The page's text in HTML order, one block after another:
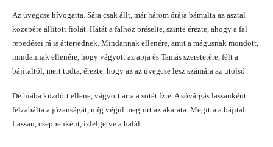
Az üvegcse hívogatta. Sára csak állt, már három órája bámulta az asztal
közepére állított fiolát. Hátát a falhoz préselte, szinte érezte, ahogy a fal
repedései rá is átterjednek. Mindannak ellenére, amit a mágusnak mondott,
mindannak ellenére, hogy vágyott az apja és Tamás szeretetére, félt a
bájitaltól, mert tudta, érezte, hogy az az üvegcse lesz számára az utolsó.
De hiába küzdött ellene, vágyott arra a sötét ízre. A sóvárgás lassanként
felzabálta a józanságát, míg végül megtört az akarata. Megitta a bájitalt.
Lassan, cseppenként, ízlelgetve a halált.